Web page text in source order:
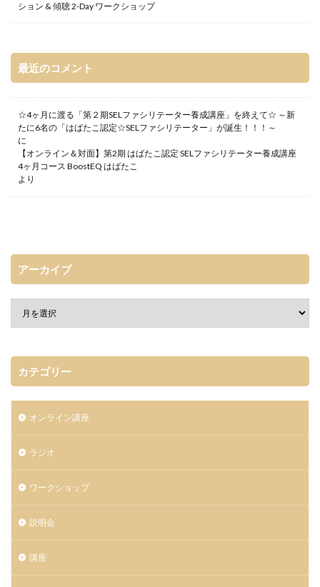
ション & 傾聴 2-Day ワークショップ
最近のコメント
☆4ヶ月に渡る「第２期SELファシリテーター養成講座」を終えて☆ ～新
たに6名の「はばたこ認定☆SELファシリテーター」が誕生！！！～
に
【オンライン＆対面】第2期 はばたこ認定 SELファシリテーター養成講座
4ヶ月コース BoostEQ はばたこ
より
アーカイブ
カテゴリー
オンライン講座
ラジオ
ワークショップ
説明会
講座